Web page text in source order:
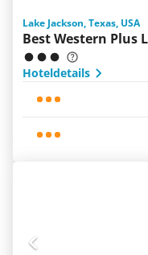
Lake Jackson, Texas, USA
Best Western Plus
Hoteldetails